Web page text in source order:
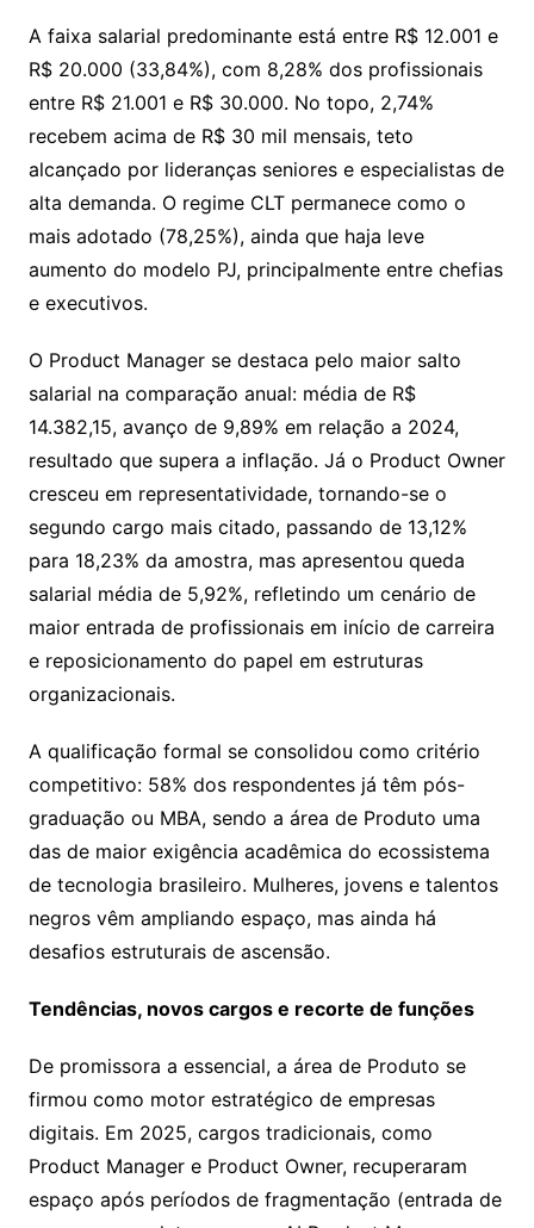
A faixa salarial predominante está entre R$ 12.001 e
R$ 20.000 (33,84%), com 8,28% dos profissionais
entre R$ 21.001 e R$ 30.000. No topo, 2,74%
recebem acima de R$ 30 mil mensais, teto
alcançado por lideranças seniores e especialistas de
alta demanda. O regime CLT permanece como o
mais adotado (78,25%), ainda que haja leve
aumento do modelo PJ, principalmente entre chefias
e executivos.
O Product Manager se destaca pelo maior salto
salarial na comparação anual: média de R$
14.382,15, avanço de 9,89% em relação a 2024,
resultado que supera a inflação. Já o Product Owner
cresceu em representatividade, tornando-se o
segundo cargo mais citado, passando de 13,12%
para 18,23% da amostra, mas apresentou queda
salarial média de 5,92%, refletindo um cenário de
maior entrada de profissionais em início de carreira
e reposicionamento do papel em estruturas
organizacionais.
A qualificação formal se consolidou como critério
competitivo: 58% dos respondentes já têm pós-
graduação ou MBA, sendo a área de Produto uma
das de maior exigência acadêmica do ecossistema
de tecnologia brasileiro. Mulheres, jovens e talentos
negros vêm ampliando espaço, mas ainda há
desafios estruturais de ascensão.
Tendências, novos cargos e recorte de funções
De promissora a essencial, a área de Produto se
firmou como motor estratégico de empresas
digitais. Em 2025, cargos tradicionais, como
Product Manager e Product Owner, recuperaram
espaço após períodos de fragmentação (entrada de